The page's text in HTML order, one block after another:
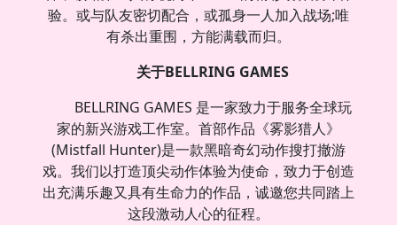
验。或与队友密切配合，或孤身一人加入战场;唯
有杀出重围，方能满载而归。
关于BELLRING GAMES
BELLRING GAMES 是一家致力于服务全球玩
家的新兴游戏工作室。首部作品《雾影猎人》
(Mistfall Hunter)是一款黑暗奇幻动作搜打撤游
戏。我们以打造顶尖动作体验为使命，致力于创造
出充满乐趣又具有生命力的作品，诚邀您共同踏上
这段激动人心的征程。